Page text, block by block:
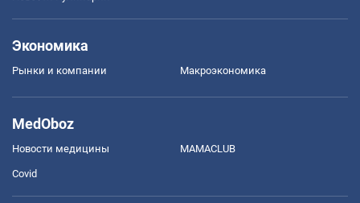
Экономика
Рынки и компании Mакроэкономика
MedOboz
Новости медицины MAMACLUB
Covid